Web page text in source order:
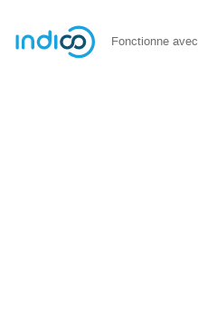
Fonctionne avec